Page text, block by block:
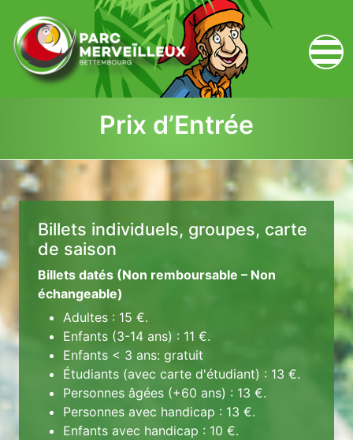
Prix d’Entrée
Billets individuels, groupes, carte
de saison
Billets datés (Non remboursable – Non
échangeable)
Adultes : 15 €.
Enfants (3-14 ans) : 11 €.
Enfants < 3 ans: gratuit
Étudiants (avec carte d'étudiant) : 13 €.
Personnes âgées (+60 ans) : 13 €.
Personnes avec handicap : 13 €.
Enfants avec handicap : 10 €.